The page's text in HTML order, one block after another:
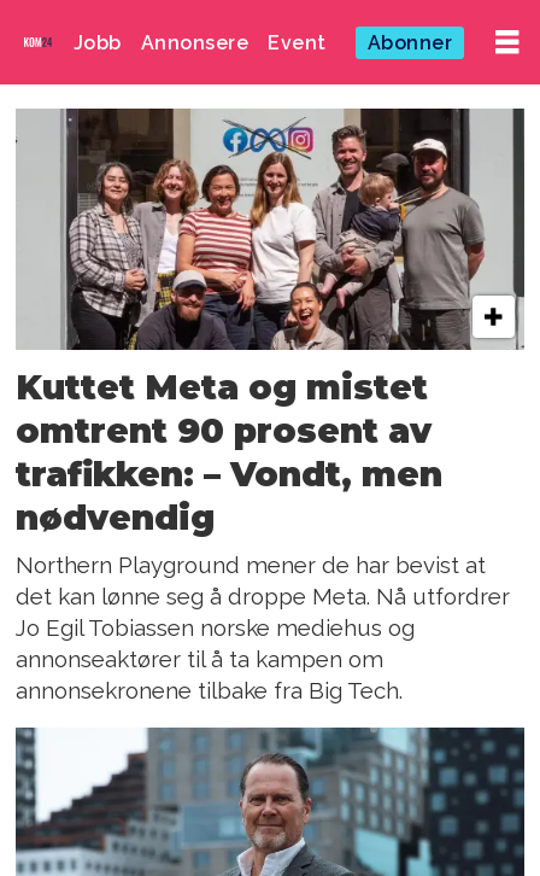
Jobb Annonsere Event Abonner
Emne:
hudd
Kuttet Meta og mistet
omtrent 90 prosent av
trafikken: – Vondt, men
nødvendig
Northern Playground mener de har bevist at
det kan lønne seg å droppe Meta. Nå utfordrer
Jo Egil Tobiassen norske mediehus og
annonseaktører til å ta kampen om
annonsekronene tilbake fra Big Tech.